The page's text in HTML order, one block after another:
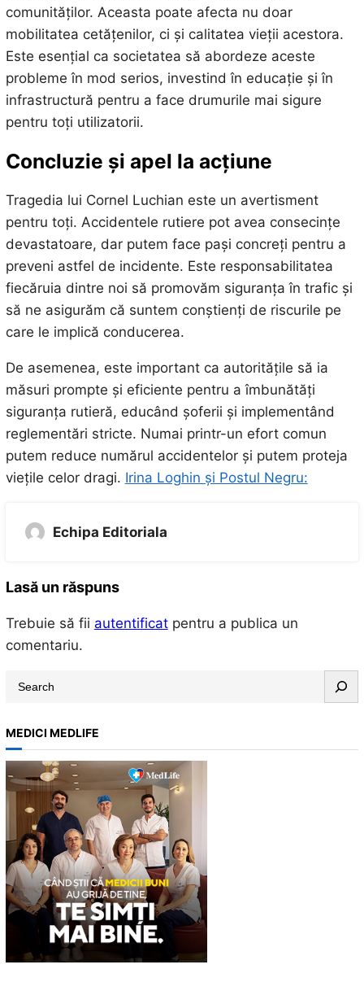
comunităților. Aceasta poate afecta nu doar
mobilitatea cetățenilor, ci și calitatea vieții acestora.
Este esențial ca societatea să abordeze aceste
probleme în mod serios, investind în educație și în
infrastructură pentru a face drumurile mai sigure
pentru toți utilizatorii.
Concluzie și apel la acțiune
Tragedia lui Cornel Luchian este un avertisment
pentru toți. Accidentele rutiere pot avea consecințe
devastatoare, dar putem face pași concreți pentru a
preveni astfel de incidente. Este responsabilitatea
fiecăruia dintre noi să promovăm siguranța în trafic și
să ne asigurăm că suntem conștienți de riscurile pe
care le implică conducerea.
De asemenea, este important ca autoritățile să ia
măsuri prompte și eficiente pentru a îmbunătăți
siguranța rutieră, educând șoferii și implementând
reglementări stricte. Numai printr-un efort comun
putem reduce numărul accidentelor și putem proteja
viețile celor dragi. Irina Loghin și Postul Negru:
Echipa Editoriala
Lasă un răspuns
Trebuie să fii autentificatpentru a publica un
comentariu.
a
r
c
h
MEDICI MEDLIFE